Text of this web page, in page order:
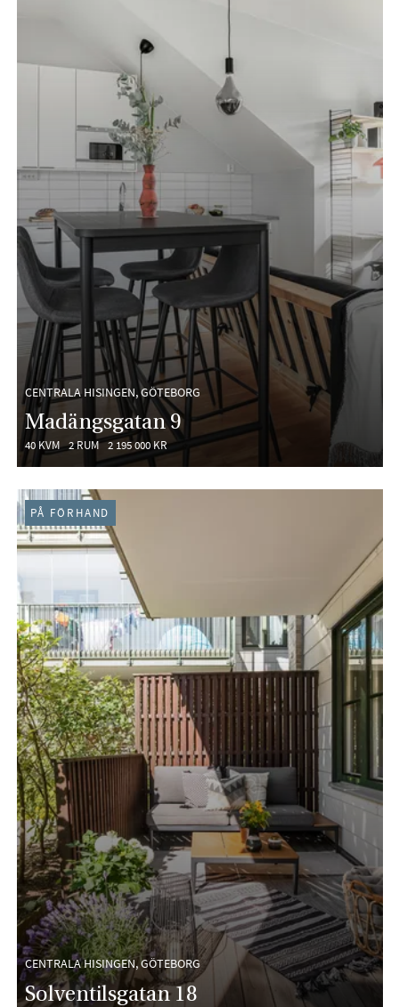
CENTRALA HISINGEN, GÖTEBORG
Madängsgatan 9
40 KVM 2 RUM 2 195 000 KR
CENTRALA HISINGEN, GÖTEBORG
Solventilsgatan 18
PÅ FÖRHAND